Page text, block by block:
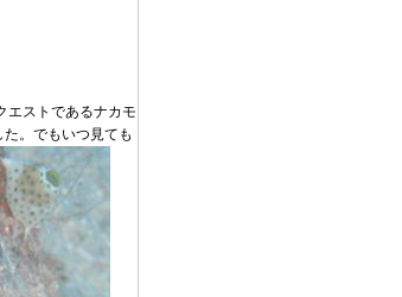
エストであるナカモ
。でもいつ見ても